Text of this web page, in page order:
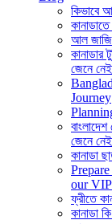
কিভাবে
আল
জেনে নেই
Journey
জেনে
কানাডা
our
ফ্রীতে
কানাডা